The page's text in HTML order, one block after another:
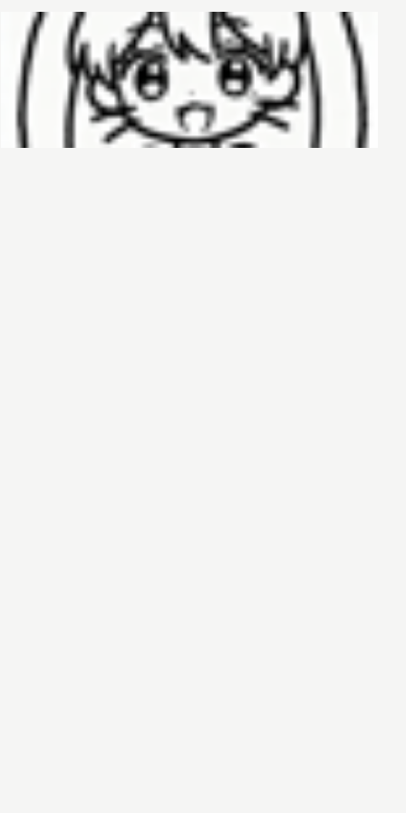
哈基榜
搜索
创建模板